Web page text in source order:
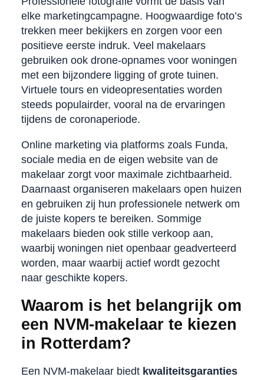
elke marketingcampagne. Hoogwaardige foto’s
trekken meer bekijkers en zorgen voor een
positieve eerste indruk. Veel makelaars
gebruiken ook drone-opnames voor woningen
met een bijzondere ligging of grote tuinen.
Virtuele tours en videopresentaties worden
steeds populairder, vooral na de ervaringen
tijdens de coronaperiode.
Online marketing via platforms zoals Funda,
sociale media en de eigen website van de
makelaar zorgt voor maximale zichtbaarheid.
Daarnaast organiseren makelaars open huizen
en gebruiken zij hun professionele netwerk om
de juiste kopers te bereiken. Sommige
makelaars bieden ook stille verkoop aan,
waarbij woningen niet openbaar geadverteerd
worden, maar waarbij actief wordt gezocht
naar geschikte kopers.
Waarom is het belangrijk om
een NVM-makelaar te kiezen
in Rotterdam?
Een NVM-makelaar biedt kwaliteitsgaranties